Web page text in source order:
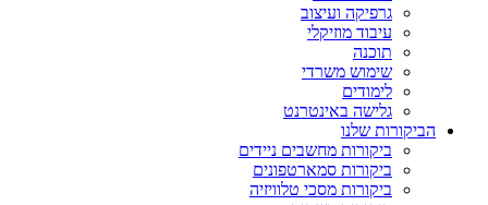
גרפיקה ועיצוב
עיבוד מוזיקלי
תוכנה
שימוש משרדי
לימודים
גלישה באינטרנט
הביקורות שלנו
ביקורות מחשבים ניידים
ביקורות סמארטפונים
ביקורות מסכי טלוויזיה